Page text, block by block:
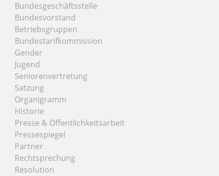
Bundesgeschäftsstelle
Bundesvorstand
Betriebsgruppen
Bundestarifkommission
Gender
Jugend
Seniorenvertretung
Satzung
Organigramm
Historie
Presse & Öffentlichkeitsarbeit
Pressespiegel
Partner
Rechtsprechung
Resolution